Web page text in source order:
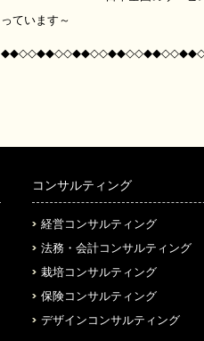
っています～
コンサルティング
経営コンサルティング
法務・会計コンサルティング
栽培コンサルティング
保険コンサルティング
デザインコンサルティング